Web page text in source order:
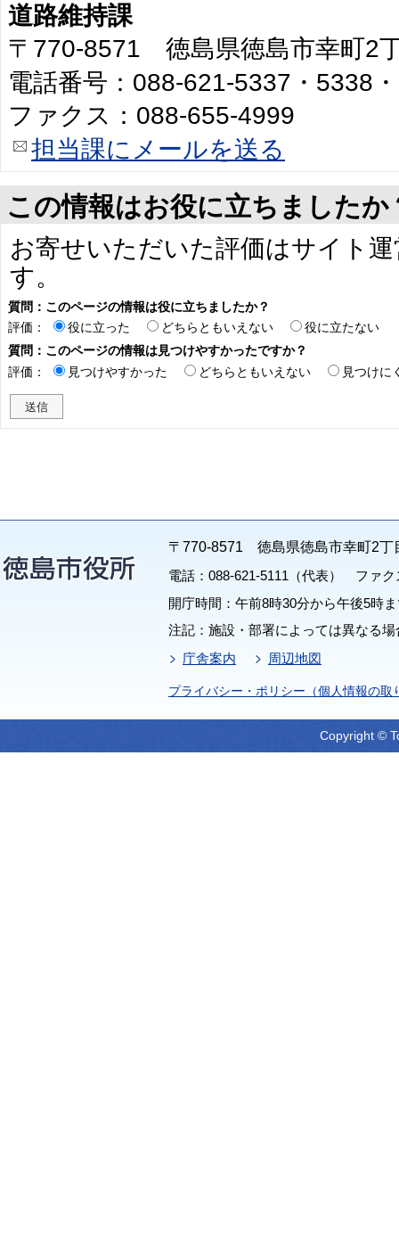
道路維持課
〒770-8571 徳島県徳島市幸町2
電話番号：088-621-5337・5338
ファクス：088-655-4999
担当課にメールを送る
この情報はお役に立ちましたか
お寄せいただいた評価はサイト
す。
質問：このページの情報は役に立ちましたか？
評価：
役に立った どちらともいえない
役に立たない
質問：このページの情報は見つけやすかったですか？
評価：
見つけやすかった どちらともいえない 見つけに
〒770-8571 徳島県徳島市幸町2丁
電話：088-621-5111（代表） ファク
開庁時間：午前8時30分から午後5時
注記：施設・部署によっては異なる
庁舎案内
周辺地図
プライバシー・ポリシー（個人情報の取
Copyright ©